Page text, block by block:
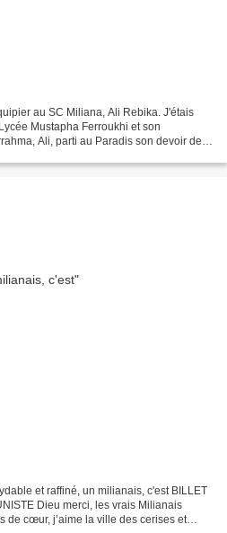
au SC Miliana, Ali Rebika. J'étais
Mustapha Ferroukhi et son
Ali, parti au Paradis son devoir de
et raffiné, un milianais, c'est BILLET
Dieu merci, les vrais Milianais
de cœur, j’aime la ville des cerises et